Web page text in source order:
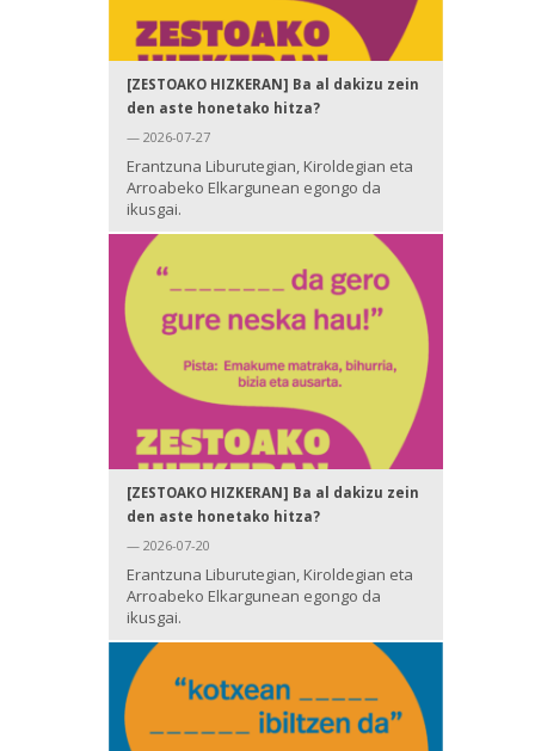
[ZESTOAKO HIZKERAN] Ba al dakizu zein
den aste honetako hitza?
— 2026-07-27
Erantzuna Liburutegian, Kiroldegian eta
Arroabeko Elkargunean egongo da
ikusgai.
[ZESTOAKO HIZKERAN] Ba al dakizu zein
den aste honetako hitza?
— 2026-07-20
Erantzuna Liburutegian, Kiroldegian eta
Arroabeko Elkargunean egongo da
ikusgai.